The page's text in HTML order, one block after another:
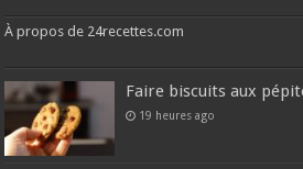
À propos de 24recettes.com
Faire biscuits aux
19 heures ago